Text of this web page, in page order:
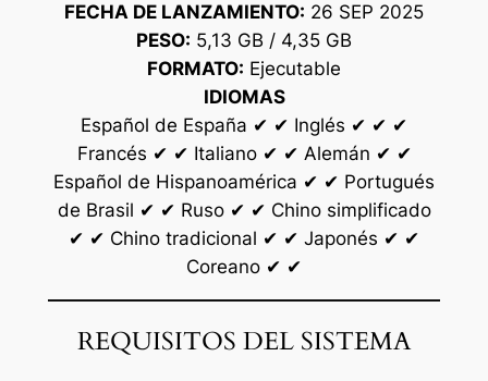
FECHA DE LANZAMIENTO: 26 SEP 2025
PESO: 5,13 GB / 4,35 GB
FORMATO: Ejecutable
IDIOMAS
Español de España ✔ ✔ Inglés ✔ ✔ ✔
Francés ✔ ✔ Italiano ✔ ✔ Alemán ✔ ✔
Español de Hispanoamérica ✔ ✔ Portugués
de Brasil ✔ ✔ Ruso ✔ ✔ Chino simplificado
✔ ✔ Chino tradicional ✔ ✔ Japonés ✔ ✔
Coreano ✔ ✔
REQUISITOS DEL SISTEMA